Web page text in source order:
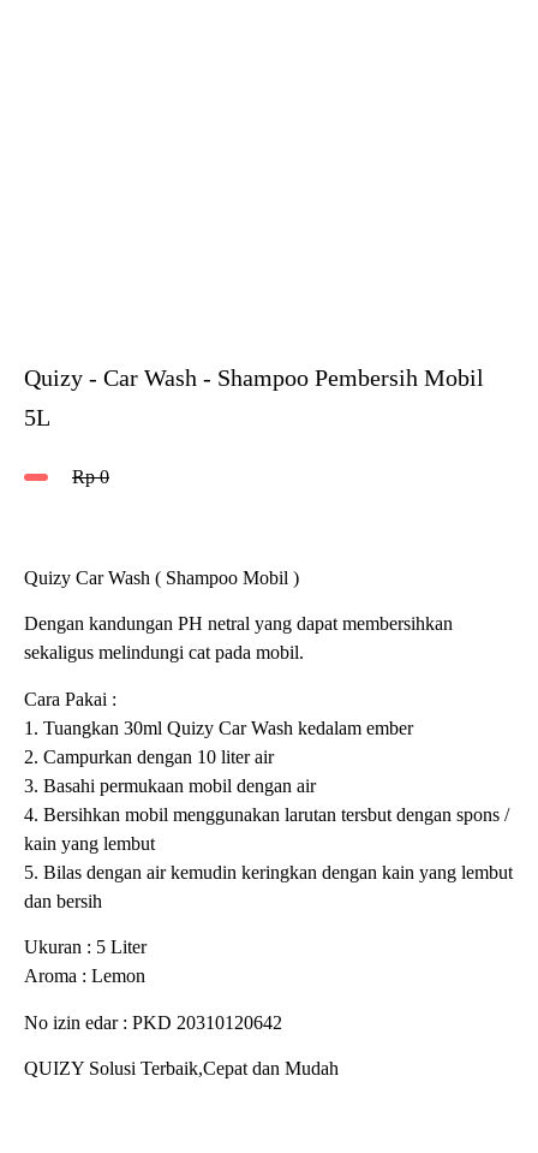
Quizy - Car Wash - Shampoo Pembersih Mobil
5L
Rp0
Quizy Car Wash ( Shampoo Mobil )
Dengan kandungan PH netral yang dapat membersihkan
sekaligus melindungi cat pada mobil.
Cara Pakai :
1. Tuangkan 30ml Quizy Car Wash kedalam ember
2. Campurkan dengan 10 liter air
3. Basahi permukaan mobil dengan air
4. Bersihkan mobil menggunakan larutan tersbut dengan spons /
kain yang lembut
5. Bilas dengan air kemudin keringkan dengan kain yang lembut
dan bersih
Ukuran : 5 Liter
Aroma : Lemon
No izin edar : PKD 20310120642
QUIZY Solusi Terbaik,Cepat dan Mudah